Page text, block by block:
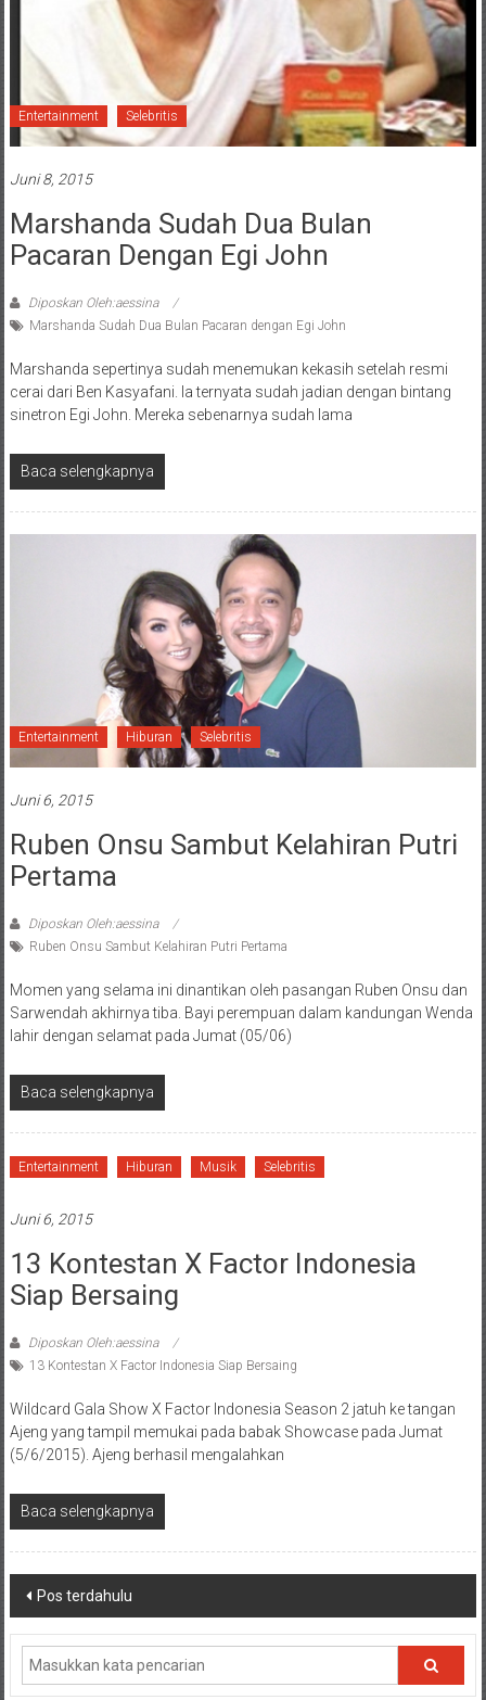
Entertainment Selebritis
Juni 8, 2015
Marshanda Sudah Dua Bulan
Pacaran Dengan Egi John
Diposkan Oleh:aessina
Marshanda Sudah Dua Bulan Pacaran dengan Egi John
Marshanda sepertinya sudah menemukan kekasih setelah resmi
cerai dari Ben Kasyafani. Ia ternyata sudah jadian dengan bintang
sinetron Egi John. Mereka sebenarnya sudah lama
Baca selengkapnya
Entertainment Hiburan Selebritis
Juni 6, 2015
Ruben Onsu Sambut Kelahiran Putri
Pertama
Diposkan Oleh:aessina
Ruben Onsu Sambut Kelahiran Putri Pertama
Momen yang selama ini dinantikan oleh pasangan Ruben Onsu dan
Sarwendah akhirnya tiba. Bayi perempuan dalam kandungan Wenda
lahir dengan selamat pada Jumat (05/06)
Baca selengkapnya
Entertainment Hiburan Musik Selebritis
Juni 6, 2015
13 Kontestan X Factor Indonesia
Siap Bersaing
Diposkan Oleh:aessina
13 Kontestan X Factor Indonesia Siap Bersaing
Wildcard Gala Show X Factor Indonesia Season 2 jatuh ke tangan
Ajeng yang tampil memukai pada babak Showcase pada Jumat
(5/6/2015). Ajeng berhasil mengalahkan
Baca selengkapnya
Navigasi
pos
Pos terdahulu